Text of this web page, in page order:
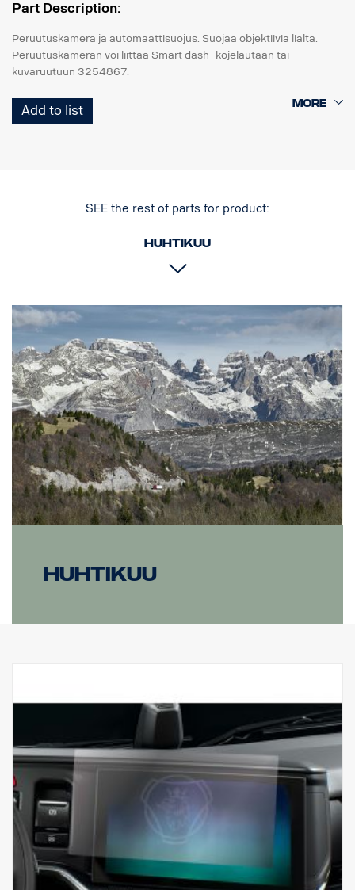
Part Description:
Peruutuskamera ja automaattisuojus. Suojaa objektiivia lialta.
Peruutuskameran voi liittää Smart dash -kojelautaan tai
kuvaruutuun 3254867.
Linssinsuojus tarvitsee virtaa ulkoisen +24v:n kautta, käytä
sovitinta 3187485.
Add to list
SEE the rest of parts for product:
Huhtikuu
Huhtikuu